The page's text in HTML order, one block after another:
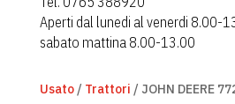
Aperti dal lunedi al venerdi 8.00-
sabato mattina 8.00-13.00
Usato/ Trattori / JOHN DEERE